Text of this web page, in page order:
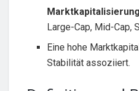
Marktkapitalisierung
Large-Cap, Mid-Cap,
Eine hohe
Stabilität assoziiert.